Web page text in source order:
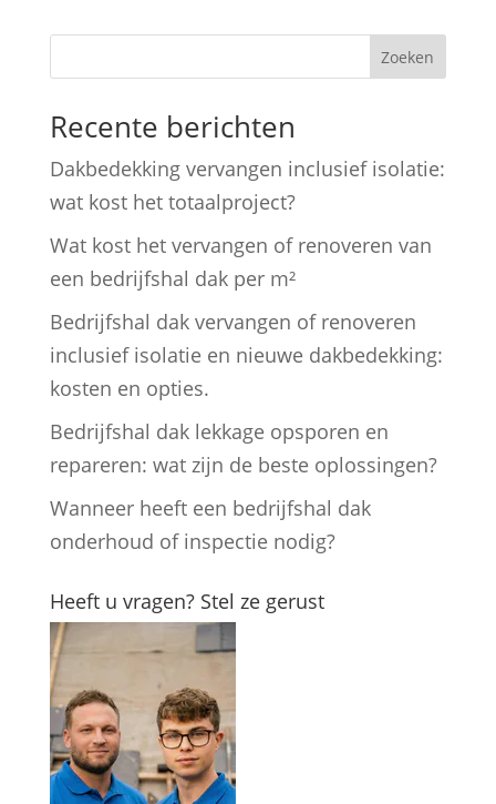
Zoeken
Recente berichten
Dakbedekking vervangen inclusief isolatie:
wat kost het totaalproject?
Wat kost het vervangen of renoveren van
een bedrijfshal dak per m²
Bedrijfshal dak vervangen of renoveren
inclusief isolatie en nieuwe dakbedekking:
kosten en opties.
Bedrijfshal dak lekkage opsporen en
repareren: wat zijn de beste oplossingen?
Wanneer heeft een bedrijfshal dak
onderhoud of inspectie nodig?
Heeft u vragen? Stel ze gerust